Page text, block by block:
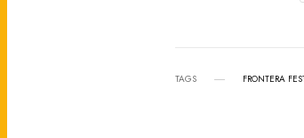
TAGS FRONTERA